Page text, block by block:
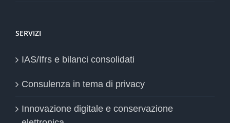
SERVIZI
IAS/Ifrs e bilanci consolidati
Consulenza in tema di privacy
Innovazione digitale e conservazione